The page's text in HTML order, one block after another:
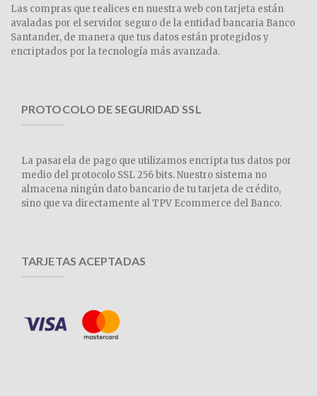
Las compras que realices en nuestra web con tarjeta están
avaladas por el servidor seguro de la entidad bancaria Banco
Santander, de manera que tus datos están protegidos y
encriptados por la tecnología más avanzada.
PROTOCOLO DE SEGURIDAD SSL
La pasarela de pago que utilizamos encripta tus datos por
medio del protocolo SSL 256 bits. Nuestro sistema no
almacena ningún dato bancario de tu tarjeta de crédito,
sino que va directamente al TPV Ecommerce del Banco.
TARJETAS ACEPTADAS